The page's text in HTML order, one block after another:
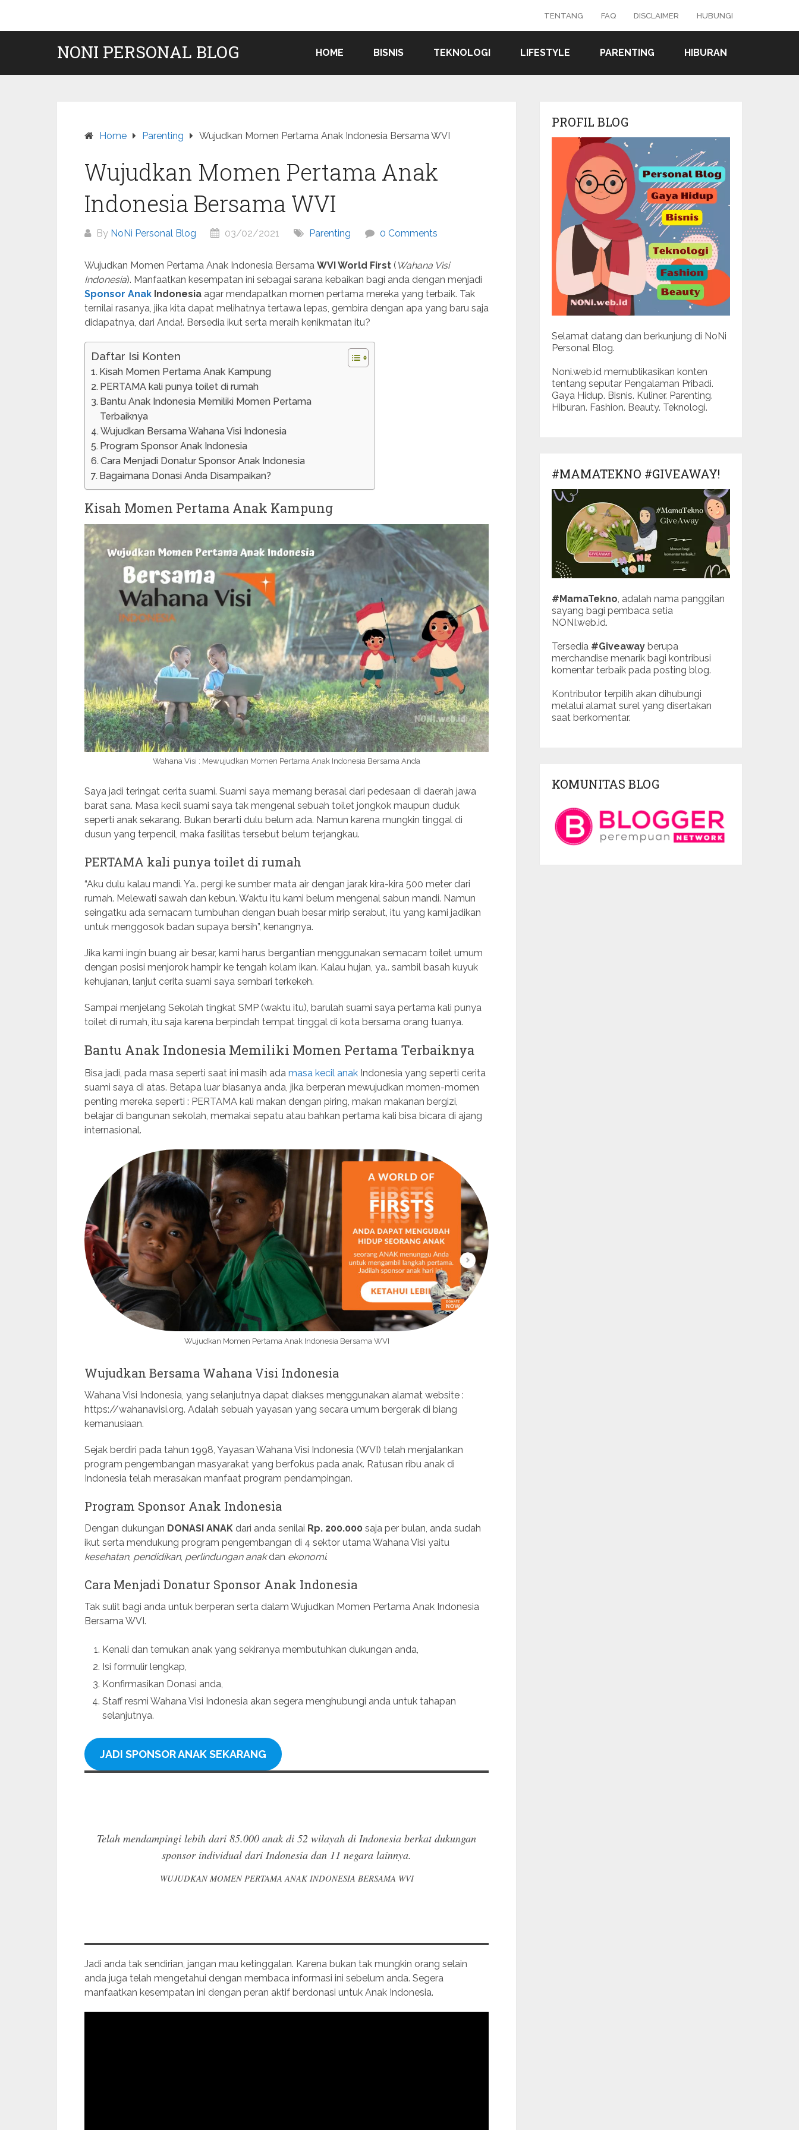
content
TENTANG FAQ DISCLAIMER HUBUNGI
NONI PERSONAL BLOG HOME BISNIS TEKNOLOGI LIFESTYLE PARENTING HIBURAN
Home Parenting Wujudkan Momen Pertama Anak Indonesia Bersama WVI
Wujudkan Momen Pertama Anak
Indonesia Bersama WVI
By NoNi Personal Blog 03/02/2021 Parenting 0 Comments
Wujudkan Momen Pertama Anak Indonesia Bersama WVI World First ( Wahana Visi
Indonesia). Manfaatkan kesempatan ini sebagai sarana kebaikan bagi anda dengan menjadi
Sponsor Anak Indonesia agar mendapatkan momen pertama mereka yang terbaik. Tak
ternilai rasanya, jika kita dapat melihatnya tertawa lepas, gembira dengan apa yang baru saja
didapatnya, dari Anda!. Bersedia ikut serta meraih kenikmatan itu?
Daftar Isi Konten
Kisah Momen Pertama Anak Kampung
PERTAMA kali punya toilet di rumah
Bantu Anak Indonesia Memiliki Momen Pertama
Terbaiknya
Wujudkan Bersama Wahana Visi Indonesia
Program Sponsor Anak Indonesia
Cara Menjadi Donatur Sponsor Anak Indonesia
Bagaimana Donasi Anda Disampaikan?
Kisah Momen Pertama Anak Kampung
Wahana Visi : Mewujudkan Momen Pertama Anak Indonesia Bersama Anda
Saya jadi teringat cerita suami. Suami saya memang berasal dari pedesaan di daerah jawa
barat sana. Masa kecil suami saya tak mengenal sebuah toilet jongkok maupun duduk
seperti anak sekarang. Bukan berarti dulu belum ada. Namun karena mungkin tinggal di
dusun yang terpencil, maka fasilitas tersebut belum terjangkau.
PERTAMA kali punya toilet di rumah
“Aku dulu kalau mandi. Ya.. pergi ke sumber mata air dengan jarak kira-kira 500 meter dari
rumah. Melewati sawah dan kebun. Waktu itu kami belum mengenal sabun mandi. Namun
seingatku ada semacam tumbuhan dengan buah besar mirip serabut, itu yang kami jadikan
untuk menggosok badan supaya bersih”, kenangnya.
Jika kami ingin buang air besar, kami harus bergantian menggunakan semacam toilet umum
dengan posisi menjorok hampir ke tengah kolam ikan. Kalau hujan, ya.. sambil basah kuyuk
kehujanan, lanjut cerita suami saya sembari terkekeh.
Sampai menjelang Sekolah tingkat SMP (waktu itu), barulah suami saya pertama kali punya
toilet di rumah, itu saja karena berpindah tempat tinggal di kota bersama orang tuanya.
Bantu Anak Indonesia Memiliki Momen Pertama Terbaiknya
Bisa jadi, pada masa seperti saat ini masih ada masa kecil anak Indonesia yang seperti cerita
suami saya di atas. Betapa luar biasanya anda, jika berperan mewujudkan momen-momen
penting mereka seperti : PERTAMA kali makan dengan piring, makan makanan bergizi,
belajar di bangunan sekolah, memakai sepatu atau bahkan pertama kali bisa bicara di ajang
internasional.
Wujudkan Momen Pertama Anak Indonesia Bersama WVI
Wujudkan Bersama Wahana Visi Indonesia
Wahana Visi Indonesia, yang selanjutnya dapat diakses menggunakan alamat website :
https://wahanavisi.org. Adalah sebuah yayasan yang secara umum bergerak di biang
kemanusiaan.
Sejak berdiri pada tahun 1998, Yayasan Wahana Visi Indonesia (WVI) telah menjalankan
program pengembangan masyarakat yang berfokus pada anak. Ratusan ribu anak di
Indonesia telah merasakan manfaat program pendampingan.
Program Sponsor Anak Indonesia
Dengan dukungan DONASI ANAK dari anda senilai Rp. 200.000 saja per bulan, anda sudah
ikut serta mendukung program pengembangan di 4 sektor utama Wahana Visi yaitu
kesehatan, pendidikan, perlindungan anakdan ekonomi.
Cara Menjadi Donatur Sponsor Anak Indonesia
Tak sulit bagi anda untuk berperan serta dalam Wujudkan Momen Pertama Anak Indonesia
Bersama WVI.
Kenali dan temukan anak yang sekiranya membutuhkan dukungan anda,
Isi formulir lengkap,
Konfirmasikan Donasi anda,
Staff resmi Wahana Visi Indonesia akan segera menghubungi anda untuk tahapan
selanjutnya.
JADI SPONSOR ANAK SEKARANG
Telah mendampingi lebih dari 85.000 anak di 52 wilayah di Indonesia berkat dukungan
sponsor individual dari Indonesia dan 11 negara lainnya.
WUJUDKAN MOMEN PERTAMA ANAK INDONESIA BERSAMA WVI
Jadi anda tak sendirian, jangan mau ketinggalan. Karena bukan tak mungkin orang selain
anda juga telah mengetahui dengan membaca informasi ini sebelum anda. Segera
manfaatkan kesempatan ini dengan peran aktif berdonasi untuk Anak Indonesia.
PROFIL BLOG
Selamat datang dan berkunjung di NoNi
Personal Blog.
Noni.web.id memublikasikan konten
tentang seputar Pengalaman Pribadi.
Gaya Hidup. Bisnis. Kuliner. Parenting.
Hiburan. Fashion. Beauty. Teknologi.
#MAMATEKNO #GIVEAWAY!
#MamaTekno , adalah nama panggilan
sayang bagi pembaca setia
NONI.web.id.
Tersedia #Giveaway berupa
merchandise menarik bagi kontribusi
komentar terbaik pada posting blog.
Kontributor terpilih akan dihubungi
melalui alamat surel yang disertakan
saat berkomentar.
KOMUNITAS BLOG